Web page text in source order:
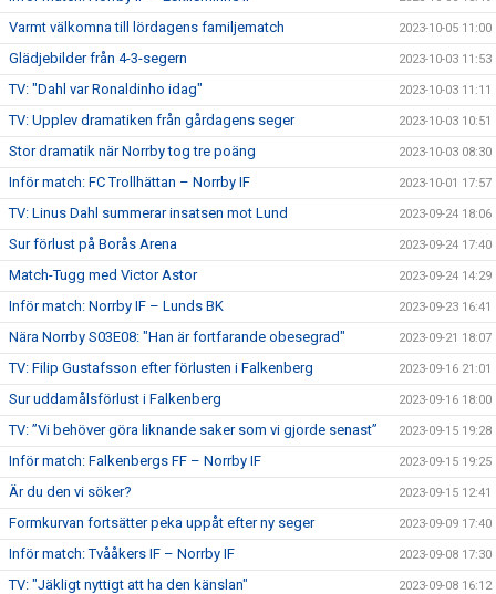
Varmt välkomna till lördagens familjematch 2023-10-05 11:00
Glädjebilder från 4-3-segern 2023-10-03 11:53
TV: "Dahl var Ronaldinho idag" 2023-10-03 11:11
TV: Upplev dramatiken från gårdagens seger 2023-10-03 10:51
Stor dramatik när Norrby tog tre poäng 2023-10-03 08:30
Inför match: FC Trollhättan – Norrby IF 2023-10-01 17:57
TV: Linus Dahl summerar insatsen mot Lund 2023-09-24 18:06
Sur förlust på Borås Arena 2023-09-24 17:40
Match-Tugg med Victor Astor 2023-09-24 14:29
Inför match: Norrby IF – Lunds BK 2023-09-23 16:41
Nära Norrby S03E08: "Han är fortfarande obesegrad" 2023-09-21 18:07
TV: Filip Gustafsson efter förlusten i Falkenberg 2023-09-16 21:01
Sur uddamålsförlust i Falkenberg 2023-09-16 18:00
TV: ”Vi behöver göra liknande saker som vi gjorde senast” 2023-09-15 19:28
Inför match: Falkenbergs FF – Norrby IF 2023-09-15 19:25
Är du den vi söker? 2023-09-15 12:41
Formkurvan fortsätter peka uppåt efter ny seger 2023-09-09 17:40
Inför match: Tvååkers IF – Norrby IF 2023-09-08 17:30
TV: "Jäkligt nyttigt att ha den känslan" 2023-09-08 16:12